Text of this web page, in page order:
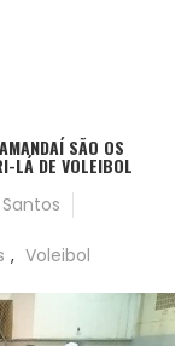
SÃO OS
LÁ DE VOLEIBOL
, Voleibol